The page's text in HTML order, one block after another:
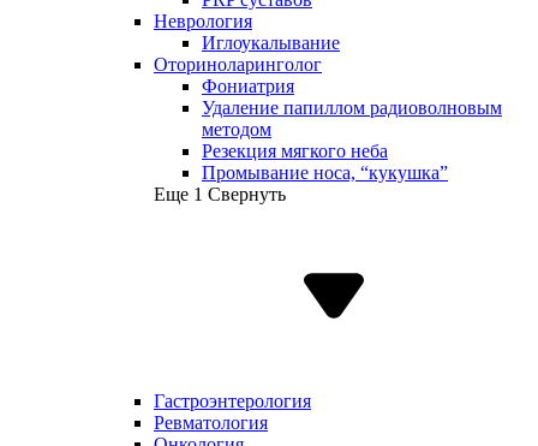
Неврология
Иглоукалывание
Оториноларинголог
Фониатрия
Удаление папиллом радиоволновым
методом
Резекция мягкого неба
Промывание носа, “кукушка”
Еще 1 Свернуть
Гастроэнтерология
Ревматология